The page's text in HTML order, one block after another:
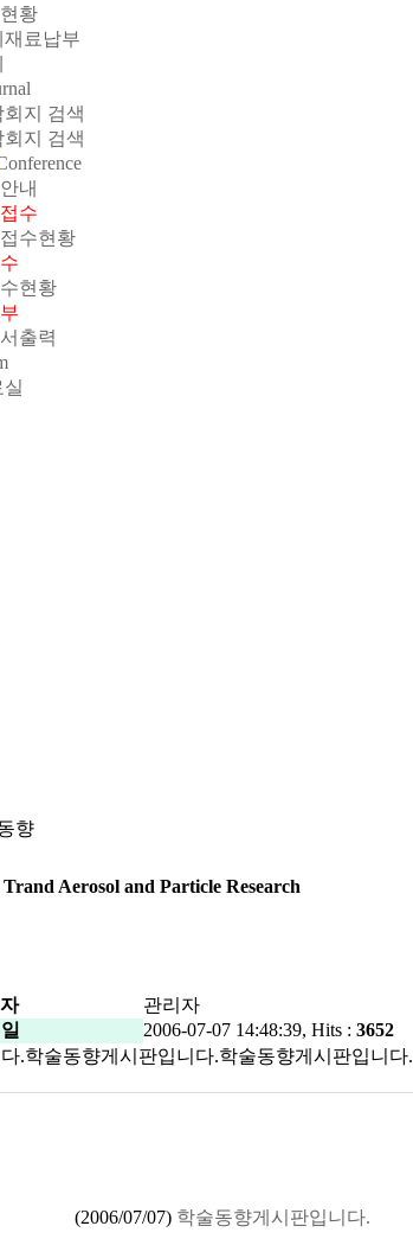
황
재료납부
지 검색
지 검색
내
수
수현황
현황
출력
향
Aerosol and Particle Research
관리자
2006-07-07 14:48:39, Hits : 3652
.학술동향게시판입니다.학술동향게시판입니다.
(2006/07/07) 학술동향게시판입니다.